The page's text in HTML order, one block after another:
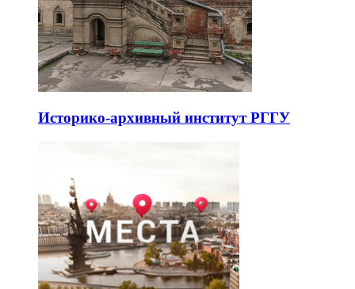
Историко-архивный институт РГГУ